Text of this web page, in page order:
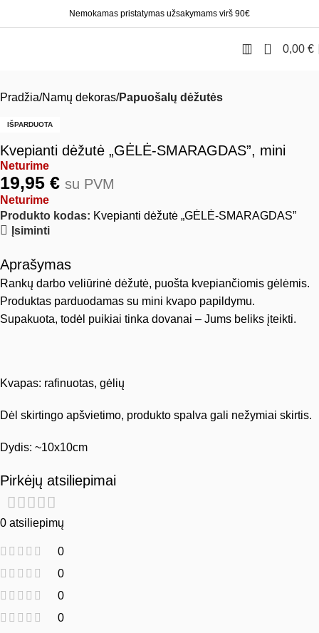
Nemokamas pristatymas užsakymams virš 90€
0 0,00 €
Pradžia Namų dekoras Papuošalų dėžutės
IŠPARDUOTA
Kvepianti dėžutė „GĖLĖ-SMARAGDAS”, mini
Neturime
19,95 € su PVM
Neturime
Produkto kodas: Kvepianti dėžutė „GĖLĖ-SMARAGDAS”
Įsiminti
Aprašymas
Rankų darbo veliūrinė dėžutė, puošta kvepiančiomis gėlėmis.
Produktas parduodamas su mini kvapo papildymu.
Supakuota, todėl puikiai tinka dovanai – Jums beliks įteikti.
Kvapas: rafinuotas, gėlių
Dėl skirtingo apšvietimo, produkto spalva gali nežymiai skirtis.
Dydis: ~10x10cm
Pirkėjų atsiliepimai
0 atsiliepimų
0
0
0
0